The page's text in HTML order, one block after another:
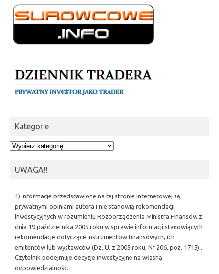
Kategorie
Kategorie
UWAGA!!
1) Informacje przedstawione na tej stronie internetowej są
prywatnymi opiniami autora i nie stanowią rekomendacji
inwestycyjnych w rozumieniu Rozporządzenia Ministra Finansów z
dnia 19 października 2005 roku w sprawie informacji stanowiących
rekomendacje dotyczące instrumentów finansowych, ich
emitentów lub wystawców (Dz. U. z 2005 roku, Nr 206, poz. 1715) .
Czytelnik podejmuje decyzje inwestycyjne na własną
odpowiedzialność.